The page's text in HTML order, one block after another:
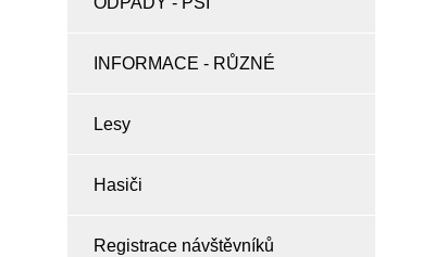
INFORMACE - RŮZNÉ
Lesy
Hasiči
Registrace návštěvníků